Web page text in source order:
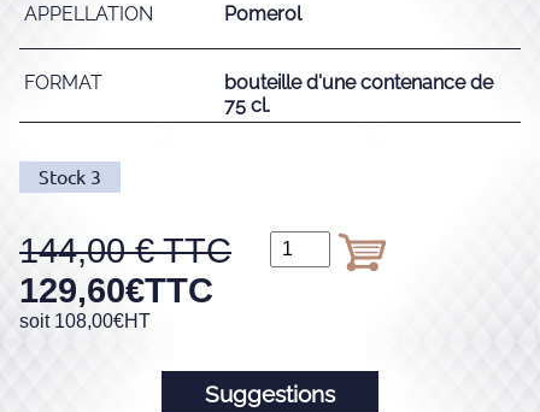
APPELLATION Pomerol
FORMAT
bouteille d'une contenance de
75 cl.
Stock 3
144,00
129,60€TTC
soit 108,00€HT
Suggestions